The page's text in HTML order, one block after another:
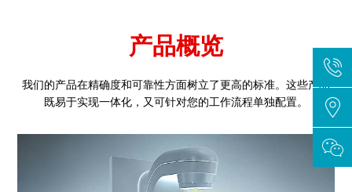
产品概览
我们的产品在精确度和可靠性方面树立了更高的标准。这些产品
既易于实现一体化，又可针对您的工作流程单独配置。